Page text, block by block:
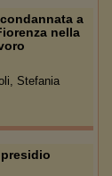
a
nella
Stefania